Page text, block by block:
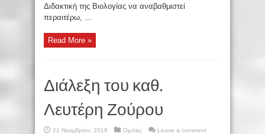
Διδακτική της Βιολογίας να αναβαθμιστεί
περαιτέρω, ...
Read More »
Διάλεξη του καθ.
Λευτέρη Ζούρου
21 Νοεμβρίου, 2018 Ομιλίες Leave a comment